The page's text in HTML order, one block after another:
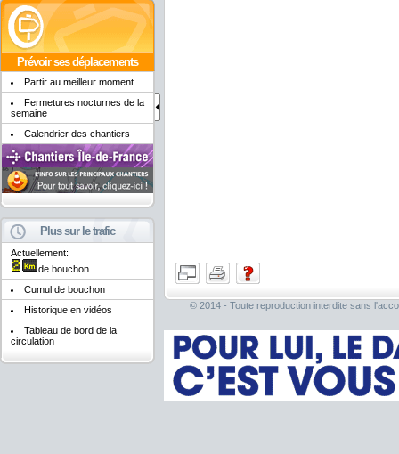
Prévoir ses déplacements
Partir au meilleur moment
Fermetures nocturnes de la
semaine
Calendrier des chantiers
Plus sur le trafic
Actuellement:
de bouchon
Cumul de bouchon
Historique en vidéos
Tableau de bord de la
circulation
© 2014 - Toute reproduction interdite sans